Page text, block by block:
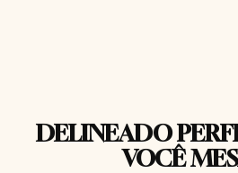
DELINEADO
VOCÊ